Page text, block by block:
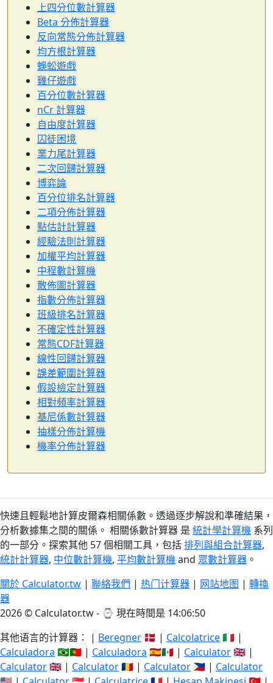
上四分位數計算器
Beta 分佈計算器
反向常態分佈計算器
均方根計算器
蜈蚣遊戲
雞仔遊戲
百分位數計算器
nCr 計算器
自由度計算器
囚徒困境
業力尾計算器
二次回歸計算器
博弈論
百分位排名計算器
二項分佈計算器
點估計計算器
經驗法則計算器
加權平均計算器
中程數計算機
散佈圖計算器
指數分佈計算器
班級排名計算器
不確定性計算器
常態CDF計算器
線性回歸計算器
誤差範圍計算器
假設檢定計算器
相對頻率計算器
基尼係數計算器
抽樣分佈計算機
機率分佈計算器
快速且輕鬆地計算皮爾森相關係數。透過逐步解說和準確結果，
分析數據集之間的關係。 相關係數計算器 是 統計學計算機 系列
的一部分。探索其他 57 個相關工具，包括排列與組合計算器,
統計計算器, 中位數計算機, 平均數計算機and 眾數計算器 。
關於 Calculator.tw | 聯絡我們 | 热门计算器 | 网站地图 | 轉換
器
2026 © Calculator.tw - ⌚ 現在時間是 14:06:50
其他语言的计算器： | Beregner 🇩🇰 | Calcolatrice🇮🇹 |
Calculadora 🇧🇷🇵🇹 | Calculadora 🇪🇸🇲🇽 | Calculator🇬🇧 |
Calculator🇬🇧 | Calculator🇷🇴 | Calculator 🇵🇭 | Calculator